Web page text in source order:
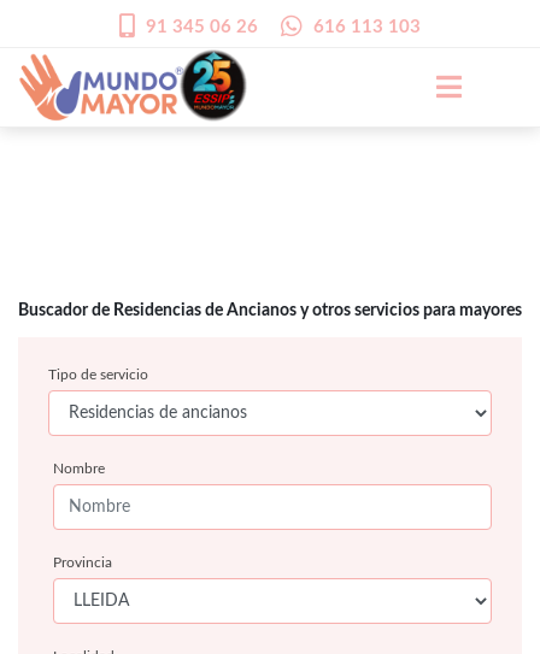
91 345 06 26 616 113 103
Buscador de Residencias de Ancianos y otros servicios para mayores
Tipo de servicio
Nombre
Provincia